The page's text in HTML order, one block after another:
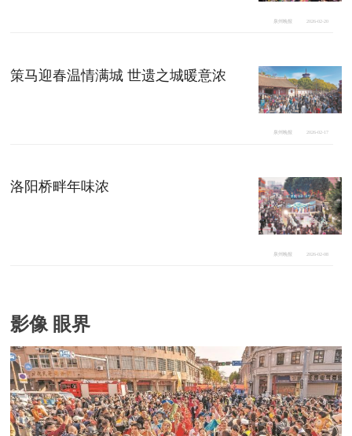
泉州晚报 2026-02-20
策马迎春温情满城 世遗之城暖意浓
泉州晚报 2026-02-17
洛阳桥畔年味浓
泉州晚报 2026-02-08
影像 眼界